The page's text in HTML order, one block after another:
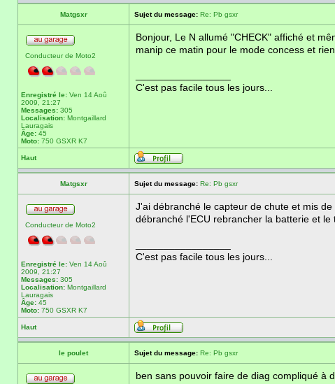
Matgsxr Sujet du message: Re: Pb gsxr
Conducteur de Moto2
Enregistré le: Ven 14 Aoû
2009, 21:27
Messages: 305
Localisation: Montgaillard
Lauragais
Âge: 45
Moto: 750 GSXR K7
Bonjour, Le N allumé "CHECK" affiché et
manip ce matin pour le mode concess et
C'est pas facile tous les jours...
Haut
Matgsxr Sujet du message: Re: Pb gsxr
Conducteur de Moto2
Enregistré le: Ven 14 Aoû
2009, 21:27
Messages: 305
Localisation: Montgaillard
Lauragais
Âge: 45
Moto: 750 GSXR K7
J'ai débranché le capteur de chute et mis
débranché l'ECU rebrancher la batterie et
C'est pas facile tous les jours...
Haut
le poulet Sujet du message: Re: Pb gsxr
ben sans pouvoir faire de diag compliqué à